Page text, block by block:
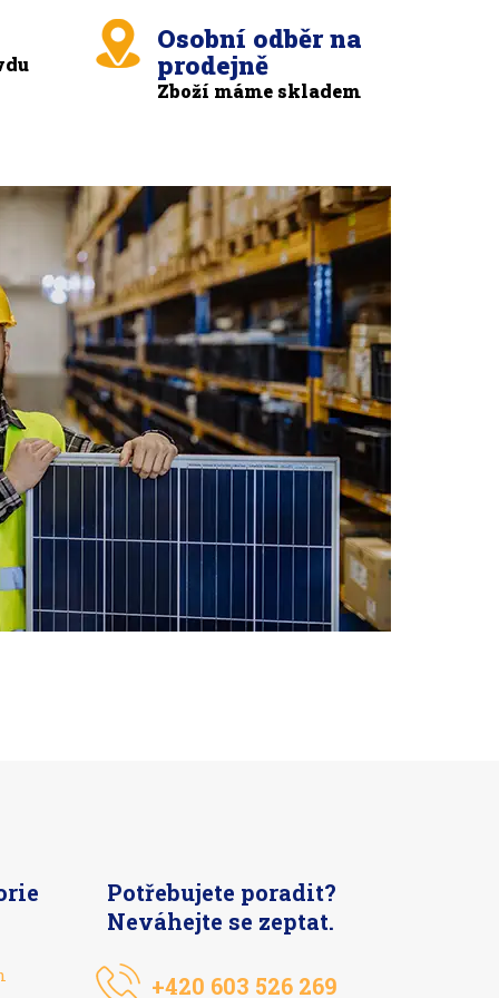
Osobní odběr na
prodejně
Zboží máme skladem
Potřebujete poradit?
Neváhejte se zeptat.
+420 603 526 269